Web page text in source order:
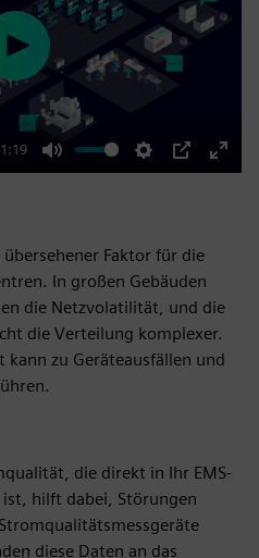
Mute Settings
PIP
Enter
Play
Faktor für die
In großen Gebäuden
die Netzvolatilität, und die
die Verteilung komplexer.
kann zu Geräteausfällen und
die direkt in Ihr EMS-
hilft dabei, Störungen
diese Daten an das